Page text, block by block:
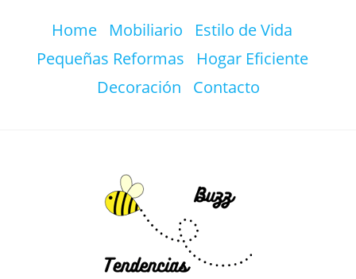
Home Mobiliario
Estilo de Vida
Pequeñas Reformas
Hogar Eficiente
Decoración
Contacto